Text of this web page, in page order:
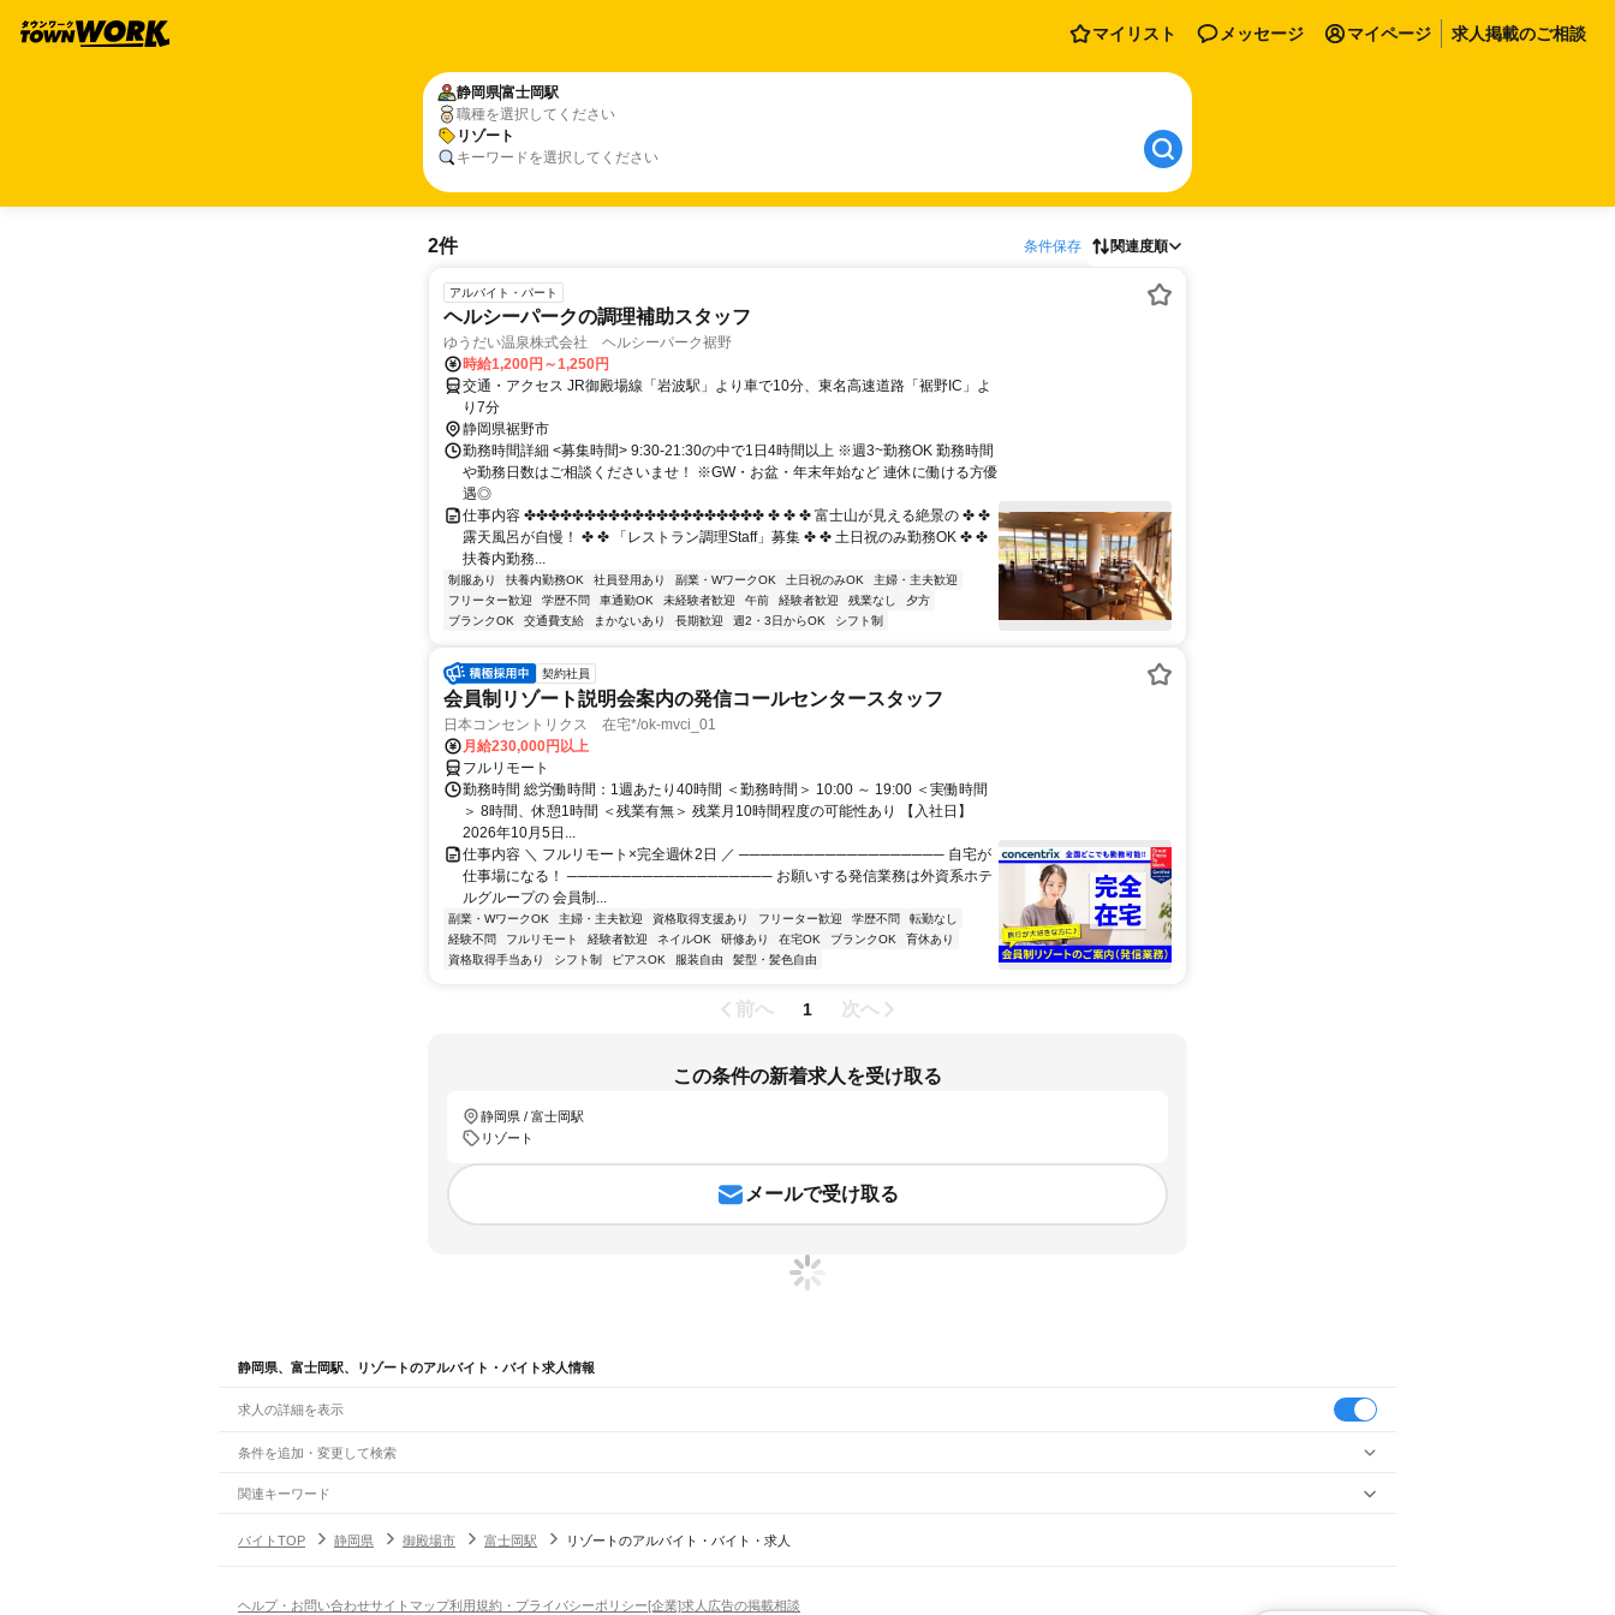
マイリスト メッセージ マイページ 求人掲載のご相談
静岡県富士岡駅
職種を選択してください
リゾート
キーワードを選択してください
2件 条件保存 関連度順
アルバイト・パート
ヘルシーパークの調理補助スタッフ
ゆうだい温泉株式会社 ヘルシーパーク裾野
時給1,200円～1,250円
交通・アクセス JR御殿場線「岩波駅」より車で10分、東名高速道路「裾野IC」よ
り7分
静岡県裾野市
勤務時間詳細 <募集時間> 9:30-21:30の中で1日4時間以上 ※週3~勤務OK 勤務時間
や勤務日数はご相談くださいませ！ ※GW・お盆・年末年始など 連休に働ける方優
遇◎
仕事内容 ✤✤✤✤✤✤✤✤✤✤✤✤✤✤✤✤✤✤✤✤ ✤ ✤ ✤ 富士山が見える絶景の ✤ ✤
露天風呂が自慢！ ✤ ✤ 「レストラン調理Staff」募集 ✤ ✤ 土日祝のみ勤務OK ✤ ✤
扶養内勤務...
制服あり 扶養内勤務OK 社員登用あり 副業・WワークOK 土日祝のみOK
主婦・主夫歓迎
フリーター歓迎
学歴不問 車通勤OK 未経験者歓迎 午前 経験者歓迎 残業なし
夕方
ブランクOK
交通費支給 まかないあり 長期歓迎 週2・3日からOK シフト制
契約社員
会員制リゾート説明会案内の発信コールセンタースタッフ
日本コンセントリクス 在宅*/ok-mvci_01
月給230,000円以上
フルリモート
勤務時間 総労働時間：1週あたり40時間 ＜勤務時間＞ 10:00 ～ 19:00 ＜実働時間
＞ 8時間、休憩1時間 ＜残業有無＞ 残業月10時間程度の可能性あり 【入社日】
2026年10月5日...
仕事内容 ＼ フルリモート×完全週休2日 ／ ─────────────────── 自宅が
仕事場になる！ ─────────────────── お願いする発信業務は外資系ホテ
ルグループの 会員制...
副業・WワークOK 主婦・主夫歓迎 資格取得支援あり フリーター歓迎 学歴不問
転勤なし
経験不問
フルリモート 経験者歓迎 ネイルOK 研修あり 在宅OK ブランクOK
育休あり
資格取得手当あり
シフト制 ピアスOK 服装自由 髪型・髪色自由
前へ 1 次へ
この条件の新着求人を受け取る
静岡県 / 富士岡駅
リゾート
メールで受け取る
静岡県、富士岡駅、リゾートのアルバイト・バイト求人情報
求人の詳細を表示
条件を追加・変更して検索
市区町村を追加・変更
静岡県すべて
駅を追加・変更
熱海駅
飲食・フードサービス
関連キーワード
バイトTOP
静岡県 御殿場市 富士岡駅 リゾートのアルバイト・バイト・求人
ヘルプ・お問い合わせサイトマップ利用規約・プライバシーポリシー[企業]求人広告の掲載相談